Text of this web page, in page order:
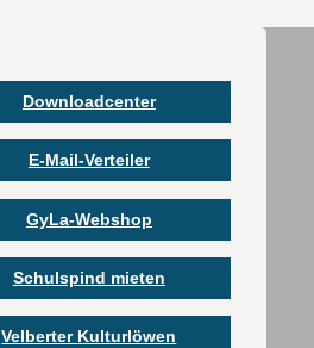
Downloadcenter
E-Mail-Verteiler
GyLa-Webshop
Schulspind mieten
Velberter Kulturlöwen